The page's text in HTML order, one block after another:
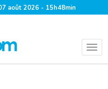
août 2026 - 15h48min